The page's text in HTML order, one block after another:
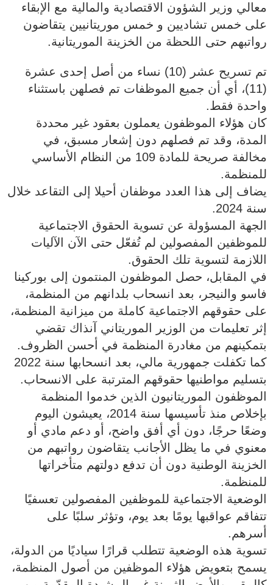
معالي وزير الشؤون الاقتصادية والمالية مع الإبقاء
على خمس تشاديين و خمس موريتانيين يتقاضون
رواتبهم حتى اللحظة من الخزينة الموريتانية.
تم تسريح عشر (10) نساء من أصل إحدى عشرة
(11)، أي أن جميع الموظفات تم فصلهن باستثناء
واحدة فقط.
كان هؤلاء الموظفون يعملون بعقود غير محددة
المدة، وقد تم فصلهم دون إشعار مسبق، في
مخالفة صريحة للمادة 109 من النظام الأساسي
للمنظمة.
يضاف إلى هذا العدد موظفان أحيلا إلى التقاعد خلال
سنة 2024.
الجهة المسؤولة عن تسوية الحقوق الاجتماعية
للموظفين المفصولين لم تُفعّل حتى الآن الآليات
اللازمة لتسوية تلك الحقوق.
في المقابل، حصل الموظفون المنتمون إلى بوركينا
فاسو والنيجر، بعد انسحاب بلدانهم من المنظمة،
على حقوقهم الاجتماعية كاملة من ميزانية المنظمة،
إثر تعليمات من الوزير الموريتاني آنذاك تقضي
بتمكينهم من مغادرة المنظمة في أحسن الظروف.
كما تكفلت جمهورية مالي، بعد انسحابها سنة 2022
بتسليم مواطنيها حقوقهم المترتبة على الانسحاب.
الموظفون الموريتانيون الذين خدموا المنظمة
بإخلاص منذ تأسيسها سنة 2014، يعيشون اليوم
وضعًا حرجًا، دون أي أفق واضح، أو دعم مادي أو
معنوي في ما يظل الأجانب يتقاضون رواتبهم من
الخزينة الوطنية دون أن تدفع دولتهم متأخراتها
للمنظمة.
الوضعية الاجتماعية للموظفين المفصولين تعسفيًا
تتفاقم عواقبها يومًا بعد يوم، وتؤثر سلبًا على
أسرهم.
تسوية هذه الوضعية تتطلب قرارًا سياديًا من الدولة،
يسمح بتعويض هؤلاء الموظفين من أصول المنظمة،